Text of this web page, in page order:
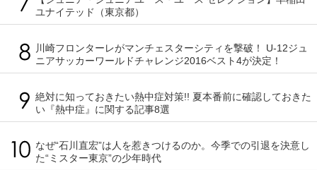
ユナイテッド（東京都）
川崎フロンターレがマンチェスターシティを撃破！ U-12ジュ
ニアサッカーワールドチャレンジ2016ベスト4が決定！
絶対に知っておきたい熱中症対策!! 夏本番前に確認しておきた
い『熱中症』に関する記事8選
なぜ“石川直宏”は人を惹きつけるのか。今季での引退を決意し
た“ミスター東京”の少年時代